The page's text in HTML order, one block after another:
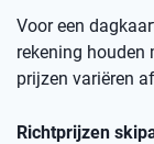
Voor een
rekening houden
prijzen variëren
Richtprijzen